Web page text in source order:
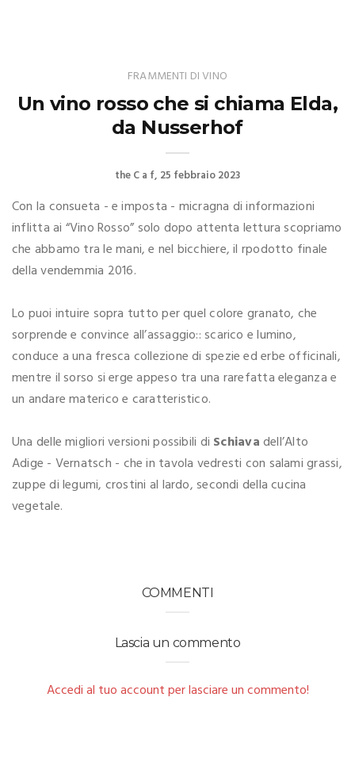
FRAMMENTI DI VINO
Un vino rosso che si chiama Elda,
da Nusserhof
the C a f 25 febbraio 2023
Con la consueta - e imposta - micragna di informazioni
inflitta ai “Vino Rosso” solo dopo attenta lettura scopriamo
che abbamo tra le mani, e nel bicchiere, il rpodotto finale
della vendemmia 2016.
Lo puoi intuire sopra tutto per quel colore granato, che
sorprende e convince all’assaggio:: scarico e lumino,
conduce a una fresca collezione di spezie ed erbe officinali,
mentre il sorso si erge appeso tra una rarefatta eleganza e
un andare materico e caratteristico.
Una delle migliori versioni possibili di Schiavadell’Alto
Adige - Vernatsch - che in tavola vedresti con salami grassi,
zuppe di legumi, crostini al lardo, secondi della cucina
vegetale.
COMMENTI
Lascia un commento
Accedi al tuo account per lasciare un commento!